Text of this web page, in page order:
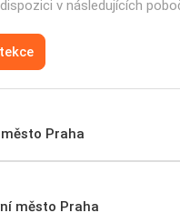
v následujících
Praha
město Praha